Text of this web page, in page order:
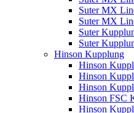
Suter MX
Suter MX
Suter
Suter
Hinson Kupplung
Hinson
Hinson
Hinson
Hinson FSC
Hinson